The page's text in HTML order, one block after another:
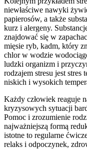
niewłaściwe nawyki
papierosów, a także
kurz i alergeny.
znajdować się w
mięsie ryb, kadm, który
chlor w wodzie
ludzki organizm i
rodzajem stresu jest
niskich i wysokich
Każdy człowiek reaguje
kryzysowych sytuacji
Pomoc i zrozumienie
najważniejszą formą
istotne to regularne
relaks i odpoczynek,